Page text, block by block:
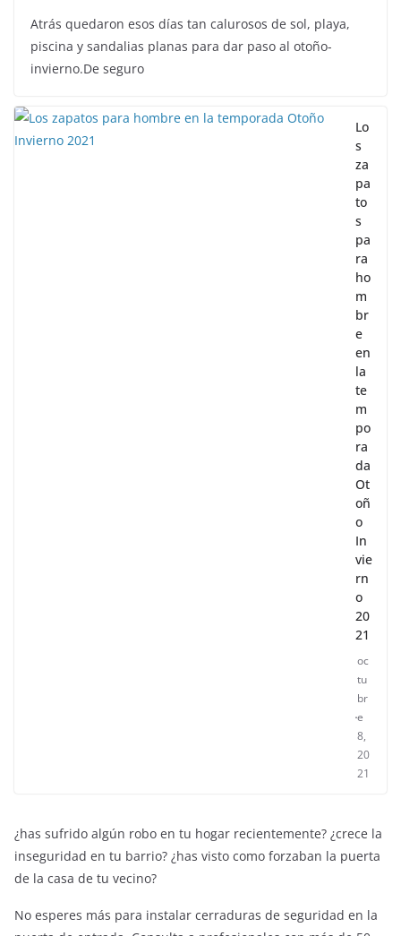
octubre 18, 2021 Yakelin
Atrás quedaron esos días tan calurosos de sol, playa,
piscina y sandalias planas para dar paso al otoño-
Lo
s
za
pa
to
s
pa
ra
ho
m
br
e
en
la
te
m
po
ra
da
Ot
oñ
o
In
vie
rn
o
20
21
oc
tu
br
e
8,
20
¿has sufrido algún robo en tu hogar recientemente? ¿crece la
inseguridad en tu barrio? ¿has visto como forzaban la puerta
de la casa de tu vecino?